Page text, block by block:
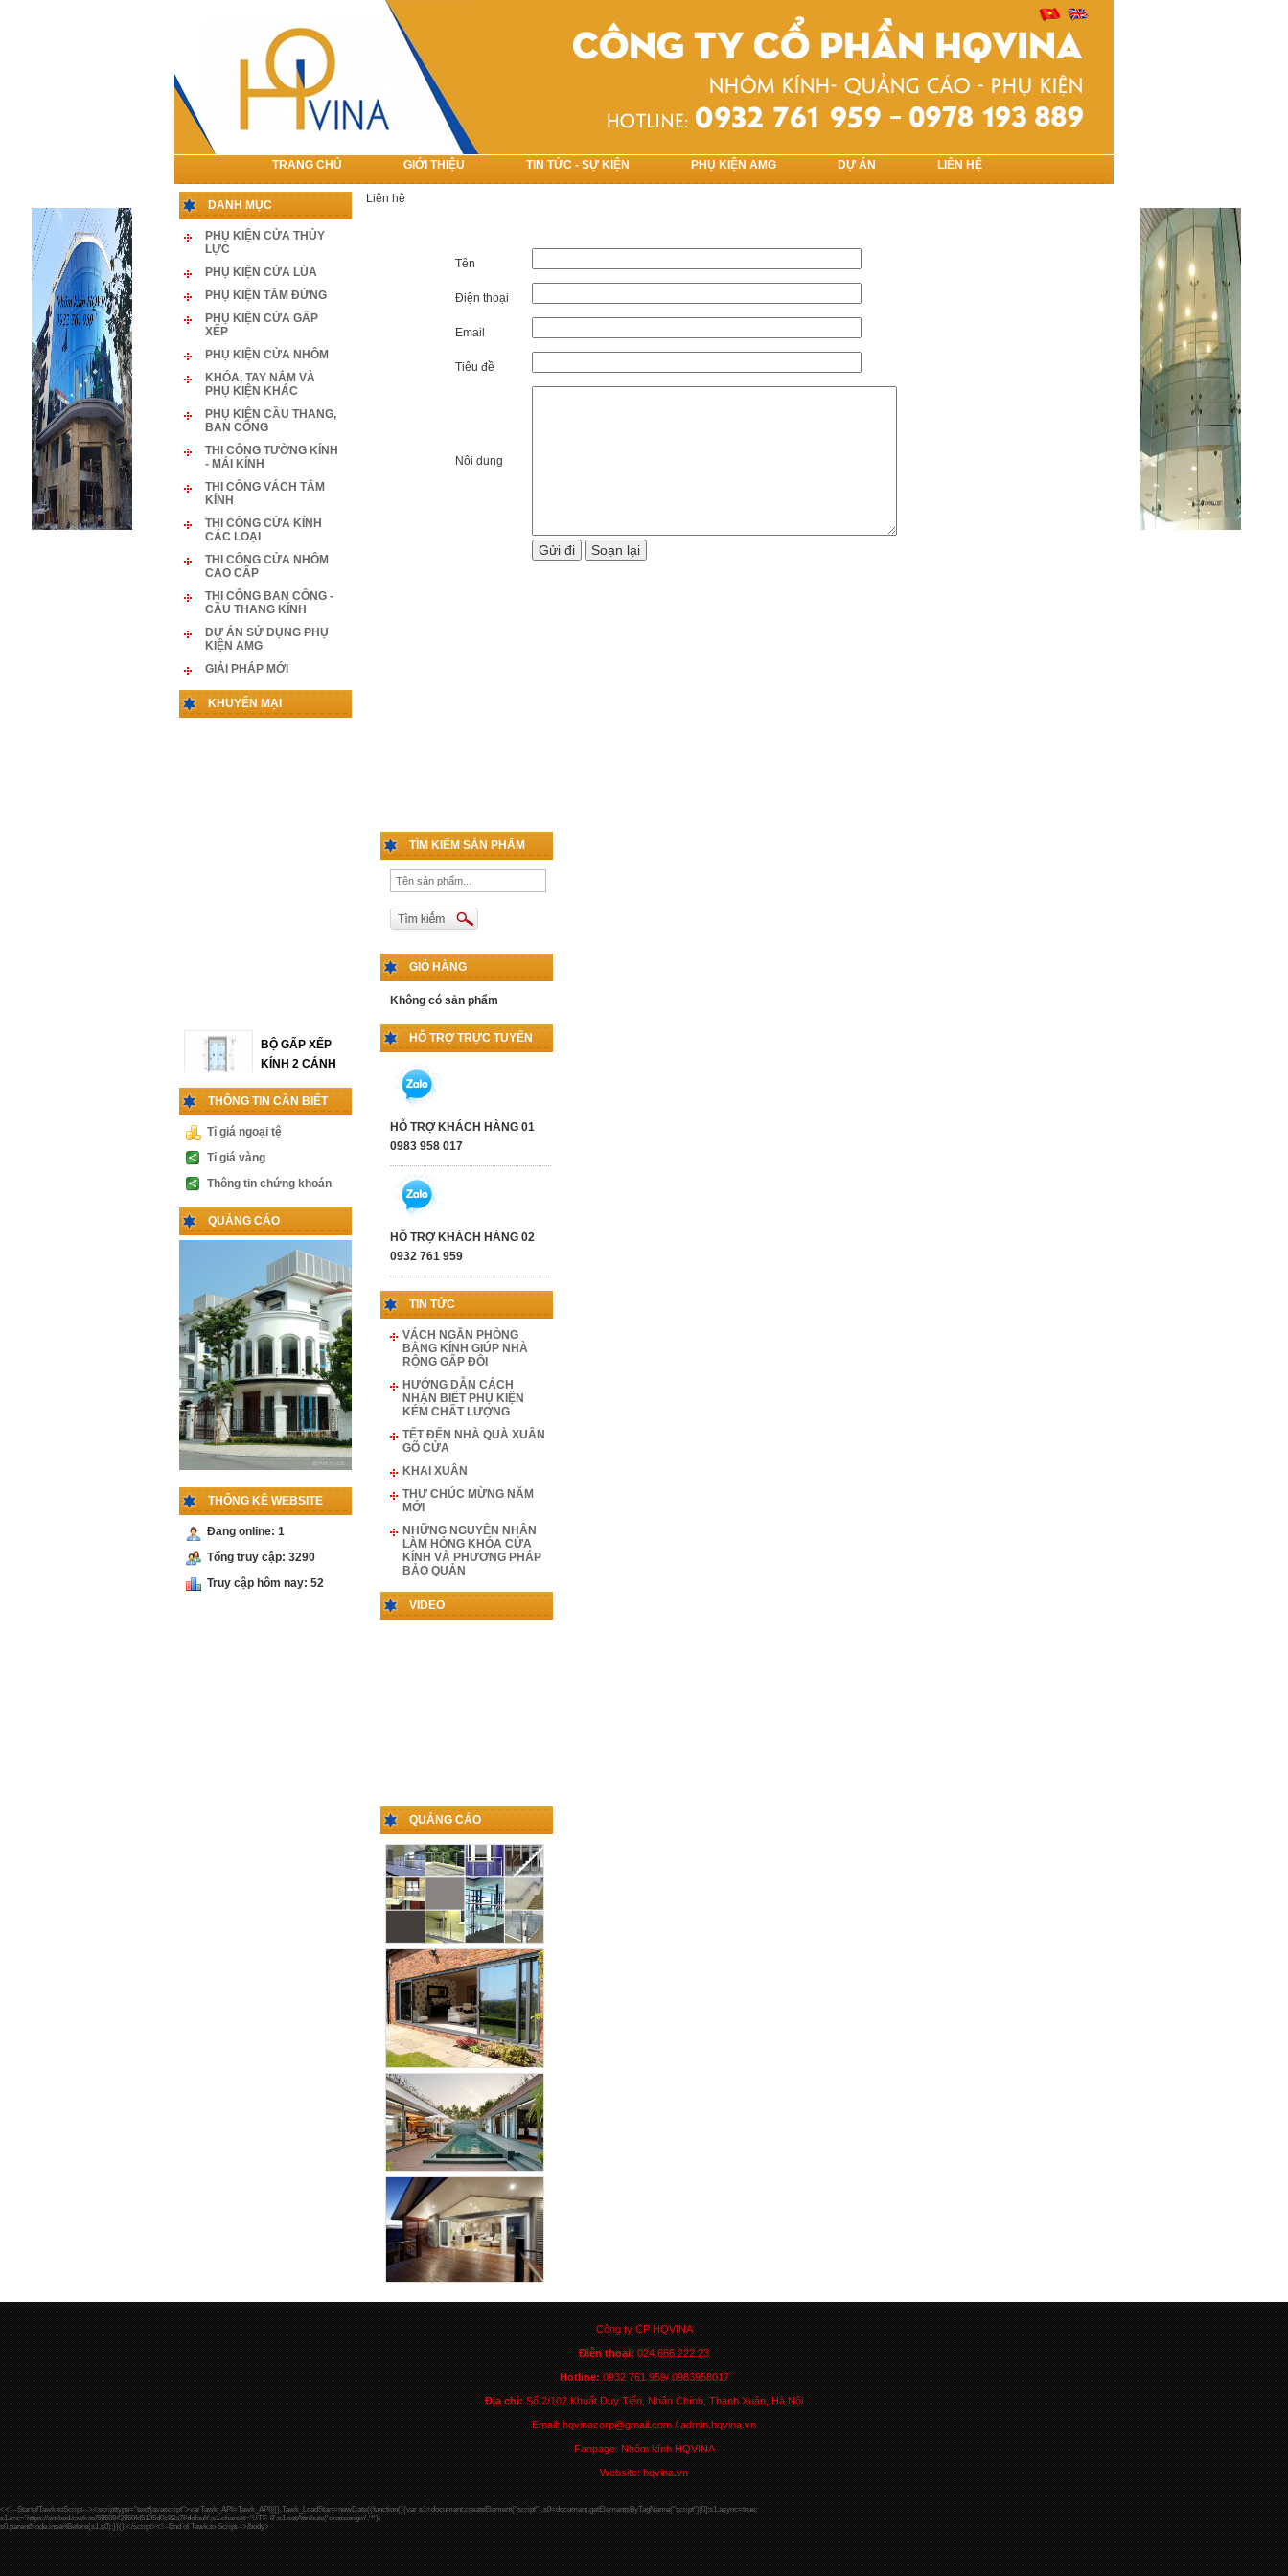
TRANG CHỦ GIỚI THIỆU TIN TỨC - SỰ KIỆN PHỤ KIỆN AMG DỰ ÁN LIÊN HỆ
LIÊN HỆ
DANH MỤC
PHỤ KIỆN CỬA THỦY
LỰC
PHỤ KIỆN CỬA LÙA
PHỤ KIỆN TẮM ĐỨNG
PHỤ KIỆN CỬA GẤP
XẾP
PHỤ KIỆN CỬA NHÔM
KHÓA, TAY NẮM VÀ
PHỤ KIỆN KHÁC
PHỤ KIỆN CẦU THANG,
BAN CÔNG
THI CÔNG TƯỜNG KÍNH
- MÁI KÍNH
THI CÔNG VÁCH TẮM
KÍNH
THI CÔNG CỬA KÍNH
CÁC LOẠI
THI CÔNG CỬA NHÔM
CAO CẤP
THI CÔNG BAN CÔNG -
CẦU THANG KÍNH
DỰ ÁN SỬ DỤNG PHỤ
KIỆN AMG
GIẢI PHÁP MỚI
KHUYẾN MẠI
BỘ GẤP XẾP
Liên hệ
KHÓA VÀ TAY
NẮM CỬA
Liên hệ
PHỤ KIỆN
CABIN 1 CÁNH
LÙA
Liên hệ
PHỤ KIỆN
CABIN 135 ĐỘ
Liên hệ
PHỤ KIỆN
KÍNH -TƯỜNG
Liên hệ
PHỤ KIỆN
CỬA LÙA RAY
THÔNG TIN CẦN BIẾT
Tỉ giá ngoại tệ
Tỉ giá vàng
Thông tin chứng khoán
QUẢNG CÁO
THỐNG KÊ WEBSITE
Đang online: 1
Tổng truy cập: 3290
Truy cập hôm nay: 52
Liên hệ
Tên
Điện thoại
Email
Tiêu đề
Nôi dung
TÌM KIẾM SẢN PHẨM
GIỎ HÀNG
Không có sản phẩm
HỖ TRỢ TRỰC TUYẾN
HỖ TRỢ KHÁCH HÀNG 01
0983 958 017
HỖ TRỢ KHÁCH HÀNG 02
0932 761 959
TIN TỨC
VÁCH NGĂN PHÒNG
BẰNG KÍNH GIÚP NHÀ
RỘNG GẤP ĐÔI
HƯỚNG DẪN CÁCH
NHẬN BIẾT PHỤ KIỆN
KÉM CHẤT LƯỢNG
TẾT ĐẾN NHÀ QUÀ XUÂN
GÕ CỬA
KHAI XUÂN
THƯ CHÚC MỪNG NĂM
MỚI
NHỮNG NGUYÊN NHÂN
LÀM HỎNG KHÓA CỬA
KÍNH VÀ PHƯƠNG PHÁP
BẢO QUẢN
VIDEO
QUẢNG CÁO
Công ty CP HQVINA
Điện thoại:024.666.222.23
Hotline:0932 761 959/ 0983958017
Địa chỉ:Số 2/102 Khuất Duy Tiến, Nhân Chính, Thanh Xuân, Hà Nội
Email: hqvinacorp@gmail.com / admin.hqvina.vn
Fanpage: Nhôm kính HQVINA
Website: hqvina.vn
<<!--StartofTawk.toScript--><scripttype="text/javascript">varTawk_API=Tawk_API||{},Tawk_LoadStart=newDate((function(){var s1=document.createElement("script"),s0=document.getElementsByTagName("script")[0];s1.async=true;
s1.src='https://embed.tawk.to/5950842850fd5105d0c82a7f/default';s1.charset='UTF-8';s1.setAttribute('crossorigin','*');
s0.parentNode.insertBefore(s1,s0);})();</script><!--End of Tawk.to Script-->/body>